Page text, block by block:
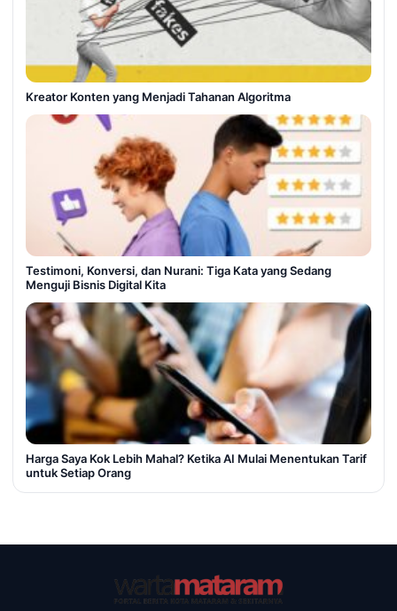
Kreator Konten yang Menjadi Tahanan Algoritma
Testimoni, Konversi, dan Nurani: Tiga Kata yang Sedang
Menguji Bisnis Digital Kita
Harga Saya Kok Lebih Mahal? Ketika AI Mulai Menentukan Tarif
untuk Setiap Orang